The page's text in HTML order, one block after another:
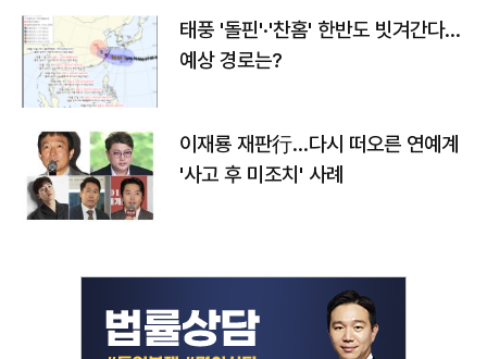
태풍 '돌핀'·'찬홈' 한반도 빗겨간다…
예상 경로는?
이재룡 재판行…다시 떠오른 연예계
'사고 후 미조치' 사례